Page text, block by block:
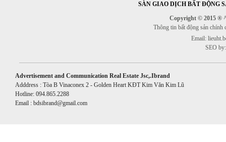
SÀN GIAO DỊCH BẤT ĐỘNG
Copyright © 2015 ®
Thông tin bất động sản
Email:
SEO
Advertisement and Communication Real Estate Jsc,.Ibrand
Adddress : Tòa B Vinaconex 2 - Golden Heart KĐT Kim Văn Kim Lũ
Hotline: 094.865.2288
Email : bdsibrand@gmail.com